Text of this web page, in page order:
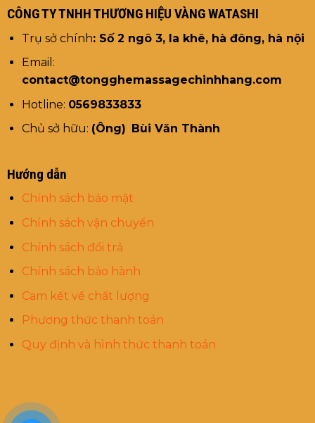
CÔNG TY TNHH THƯƠNG HIỆU VÀNG WATASHI
Trụ sở chính: Số 2 ngõ 3, la khê, hà đông, hà nội
Email:
contact@tongghemassagechinhhang.com
Hotline: 0569833833
Chủ sở hữu: (Ông) Bùi Văn Thành
Hướng dẫn
Chính sách bảo mật
Chính sách vận chuyển
Chính sách đổi trả
Chính sách bảo hành
Cam kết về chất lượng
Phương thức thanh toán
Quy định và hình thức thanh toán